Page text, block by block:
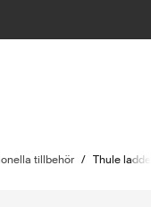
tillbehör / Thule